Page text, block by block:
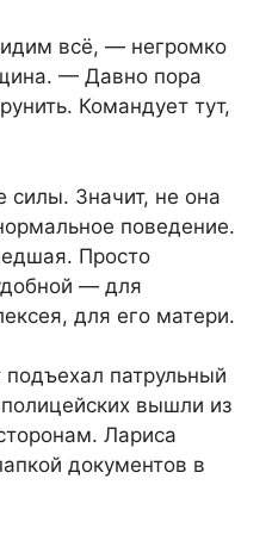
всё, — негромко
— Давно пора
Командует тут,
силы. Значит, не она
поведение.
Просто
— для
для его матери.
патрульный
вышли из
Лариса
документов в